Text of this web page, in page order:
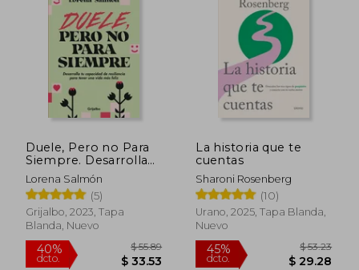
45%
dcto. $ 20.87
45%
dcto.
Duele, Pero no Para
Siempre. Desarrolla
tu Capacidad de
Resiliencia Para Tener
una Vida más Feliz
Lorena Salmón
(5)
Grijalbo, 2023, Tapa
Blanda, Nuevo
La historia que te
cuentas
Sharoni Rosenberg
(10)
Urano, 2025, Tapa Blanda,
Nuevo